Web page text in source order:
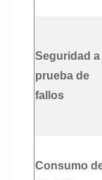
Seguridad a
prueba de
fallos
Consumo